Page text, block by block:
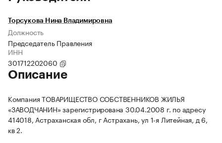
Торсукова Нина Владимировна
Должность
Председатель Правления
ИНН
301712202060
Описание
Компания ТОВАРИЩЕСТВО СОБСТВЕННИКОВ ЖИЛЬЯ
«ЗАВОДЧАНИН» зарегистрирована 30.04.2008 г. по адресу
414018, Астраханская обл, г Астрахань, ул 1-я Литейная, д 6,
кв 2.